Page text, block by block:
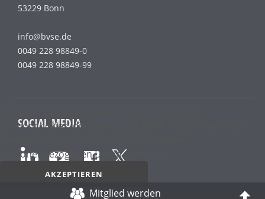
53229 Bonn
info@bvse.de
0049 228 98849-0
0049 228 98849-99
SOCIAL MEDIA
Mitglied werden
Sessioncookies, die das einwandfreie Funktionieren der
personenbezogenen Daten enthalten.
AKZEPTIEREN